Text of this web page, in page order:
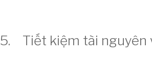
5. Tiết kiệm tài nguyên